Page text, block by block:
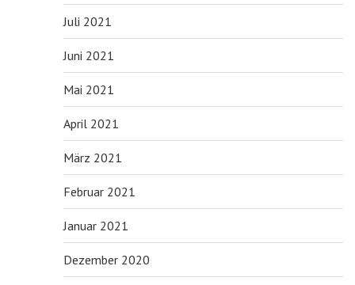
Juli 2021
Juni 2021
Mai 2021
April 2021
März 2021
Februar 2021
Januar 2021
Dezember 2020